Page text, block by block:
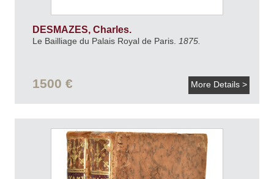
DESMAZES, Charles.
Le Bailliage du Palais Royal de Paris. 1875.
1500 € More Details >